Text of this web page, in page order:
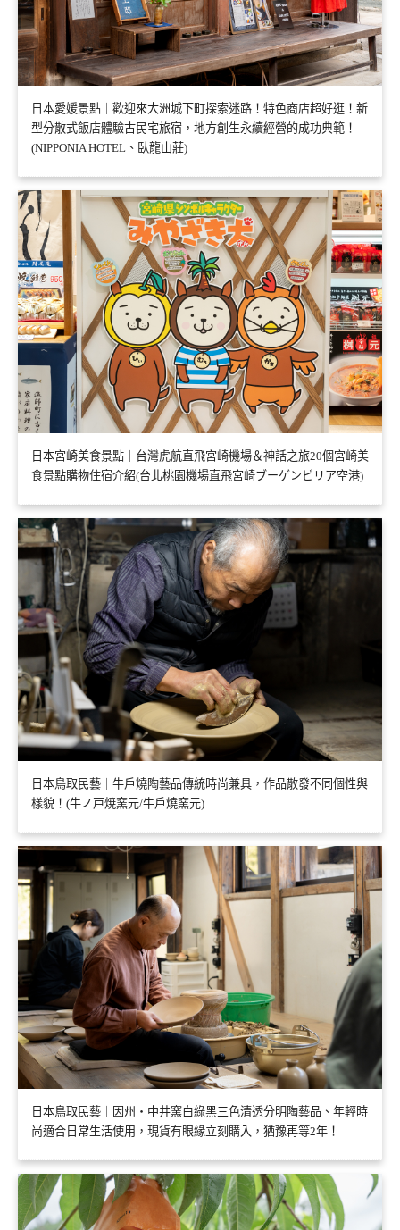
日本愛媛景點｜歡迎來大洲城下町探索迷路！特色商店超好逛！新
型分散式飯店體驗古民宅旅宿，地方創生永續經營的成功典範！
(NIPPONIA HOTEL、臥龍山莊)
日本宮崎美食景點｜台灣虎航直飛宮崎機場＆神話之旅20個宮崎美
食景點購物住宿介紹(台北桃園機場直飛宮崎ブーゲンビリア空港)
日本鳥取民藝｜牛戶燒陶藝品傳統時尚兼具，作品散發不同個性與
樣貌！(牛ノ戸焼窯元/牛戶燒窯元)
日本鳥取民藝｜因州・中井窯白綠黑三色清透分明陶藝品、年輕時
尚適合日常生活使用，現貨有眼緣立刻購入，猶豫再等2年！